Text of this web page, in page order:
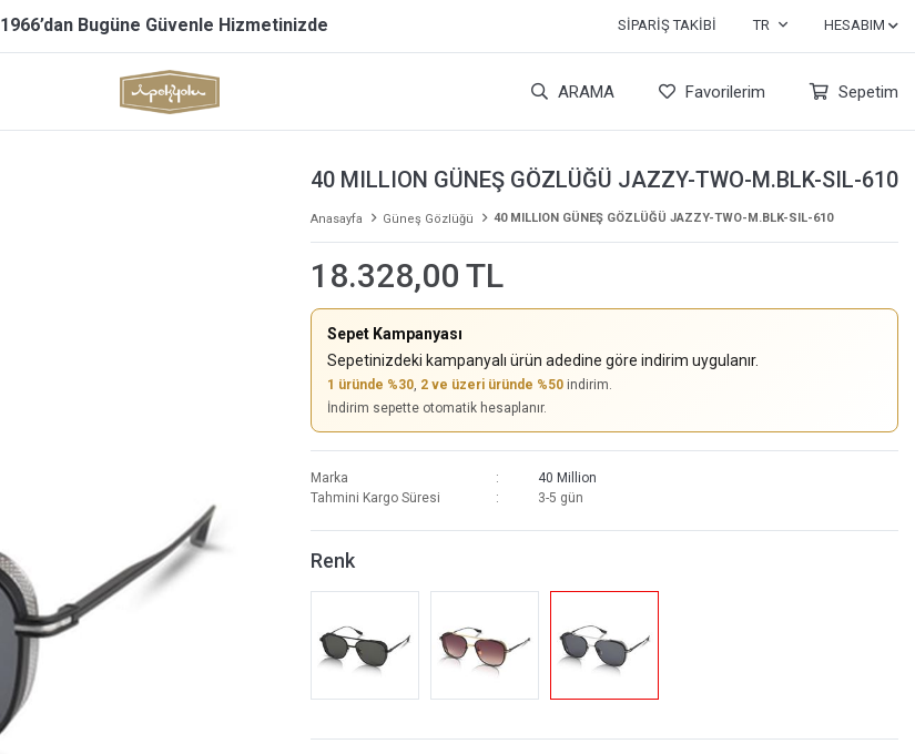
1966’dan Bugüne Güvenle Hizmetinizde SIPARIŞ TAKIBI TR HESABIM
ARAMA Favorilerim Sepetim
40 MILLION GÜNEŞ GÖZLÜĞÜ JAZZY-TWO-M.BLK-SIL-610
Anasayfa Güneş Gözlüğü 40 MILLION GÜNEŞ GÖZLÜĞÜ JAZZY-TWO-M.BLK-SIL-610
18.328,00 TL
Sepet Kampanyası
Sepetinizdeki kampanyalı ürün adedine göre indirim uygulanır.
1 üründe %30, 2 ve üzeri üründe %50indirim.
İndirim sepette otomatik hesaplanır.
Marka
40 Million
Tahmini Kargo Süresi
3-5 gün
Renk